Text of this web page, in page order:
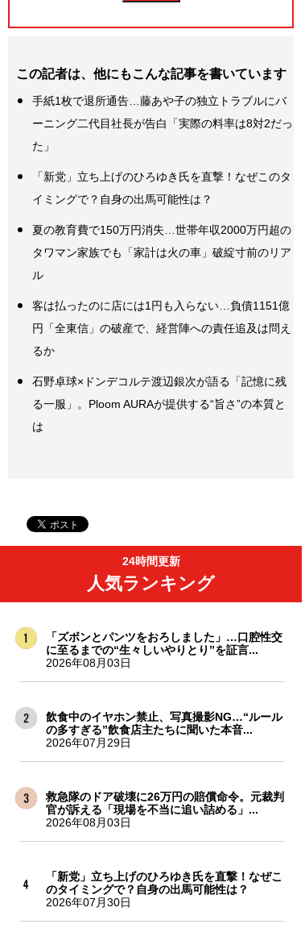
この記者は、他にもこんな記事を書いています
手紙1枚で退所通告…藤あや子の独立トラブルにバ
ーニング二代目社長が告白「実際の料率は8対2だっ
た」
「新党」立ち上げのひろゆき氏を直撃！なぜこのタ
イミングで？自身の出馬可能性は？
夏の教育費で150万円消失…世帯年収2000万円超の
タワマン家族でも「家計は火の車」破綻寸前のリア
ル
客は払ったのに店には1円も入らない…負債1151億
円「全東信」の破産で、経営陣への責任追及は問え
るか
石野卓球×ドンデコルテ渡辺銀次が語る「記憶に残
る一服」。Ploom AURAが提供する“旨さ”の本質と
は
24時間更新
人気ランキング
「ズボンとパンツをおろしました」…口腔性交
に至るまでの“生々しいやりとり”を証言...
2026年08月03日
飲食中のイヤホン禁止、写真撮影NG…“ルール
の多すぎる”飲食店主たちに聞いた本音...
2026年07月29日
救急隊のドア破壊に26万円の賠償命令。元裁判
官が訴える「現場を不当に追い詰める」...
2026年08月03日
「新党」立ち上げのひろゆき氏を直撃！なぜこ
のタイミングで？自身の出馬可能性は？
2026年07月30日